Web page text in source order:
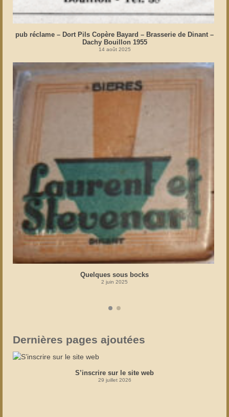
pub réclame – Dort Pils Copère Bayard – Brasserie de Dinant –
Dachy Bouillon 1955
14 août 2025
Quelques sous bocks
2 juin 2025
Dernières pages ajoutées
S’inscrire sur le site web
29 juillet 2026